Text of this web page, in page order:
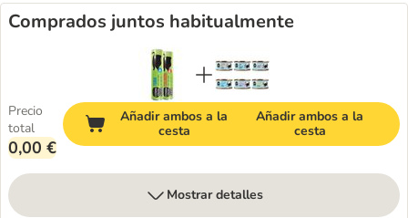
Comprados juntos habitualmente
Precio
total
0,00 €
Añadir ambos a la
cesta
Añadir ambos a la
cesta
Mostrar detalles